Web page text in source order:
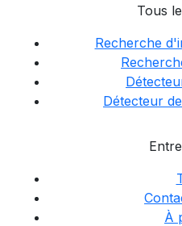
À
Tous
Recherche
Détecteur